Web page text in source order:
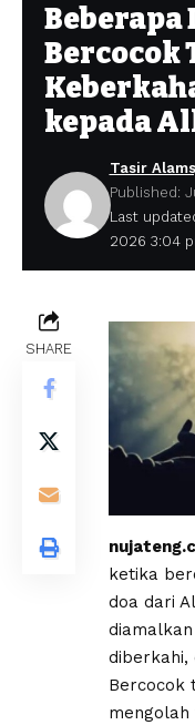
Beberapa
Bercocok
kepada
Last
2026 3:04
Tasir
Published:
SHARE
ketika
doa dari
diberkahi,
Bercocok
mengolah